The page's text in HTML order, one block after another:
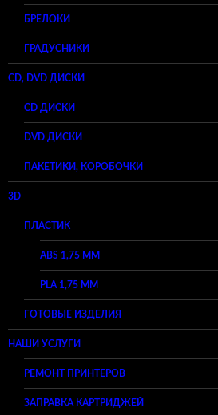
БРЕЛОКИ
ГРАДУСНИКИ
CD, DVD ДИСКИ
CD ДИСКИ
DVD ДИСКИ
ПАКЕТИКИ, КОРОБОЧКИ
3D
ПЛАСТИК
ABS 1,75 ММ
PLA 1,75 ММ
ГОТОВЫЕ ИЗДЕЛИЯ
НАШИ УСЛУГИ
РЕМОНТ ПРИНТЕРОВ
ЗАПРАВКА КАРТРИДЖЕЙ